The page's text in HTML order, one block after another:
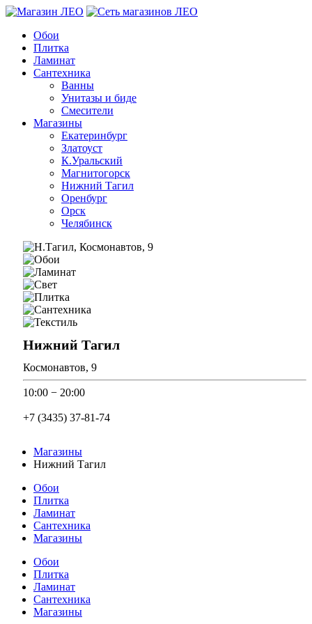
Обои
Плитка
Ламинат
Сантехника
Ванны
Унитазы и биде
Смесители
Магазины
Екатеринбург
Златоуст
К.Уральский
Магнитогорск
Нижний Тагил
Оренбург
Орск
Челябинск
Нижний Тагил
Космонавтов, 9
10:00 − 20:00
+7 (3435) 37-81-74
Магазины
Нижний Тагил
Обои
Плитка
Ламинат
Сантехника
Магазины
Обои
Плитка
Ламинат
Сантехника
Магазины